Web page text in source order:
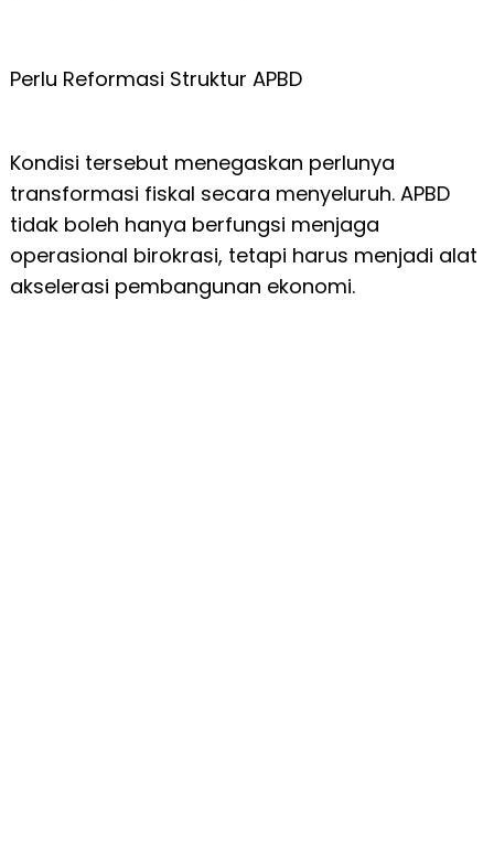
Perlu Reformasi Struktur APBD
Kondisi tersebut menegaskan perlunya
transformasi fiskal secara menyeluruh. APBD
tidak boleh hanya berfungsi menjaga
operasional birokrasi, tetapi harus menjadi alat
akselerasi pembangunan ekonomi.